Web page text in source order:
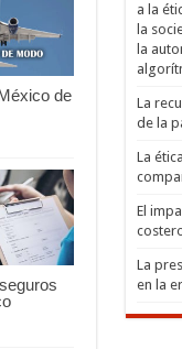
de
a la
la
la
La
de la
La
El
La
en la